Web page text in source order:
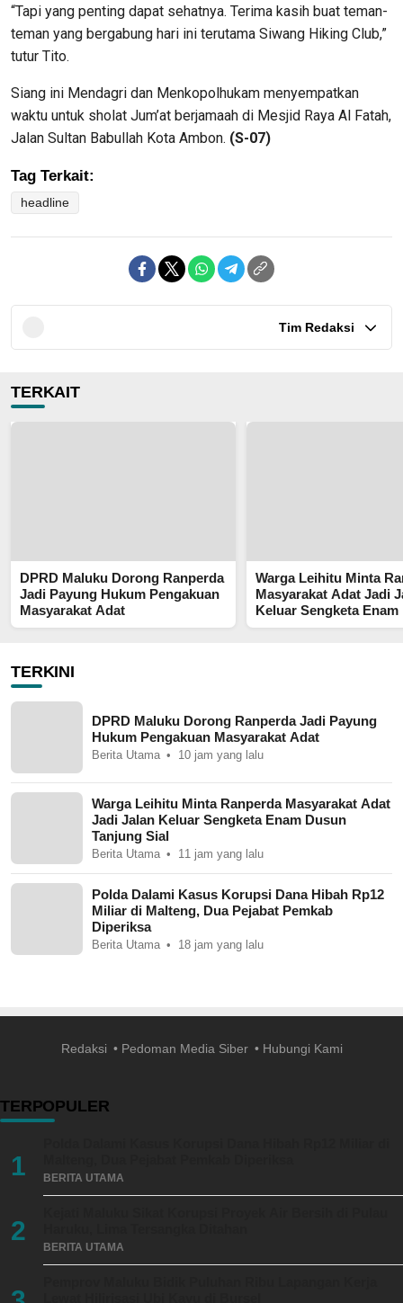
“Tapi yang penting dapat sehatnya. Terima kasih buat teman-
teman yang bergabung hari ini terutama Siwang Hiking Club,”
tutur Tito.
Siang ini Mendagri dan Menkopolhukam menyempatkan
waktu untuk sholat Jum’at berjamaah di Mesjid Raya Al Fatah,
Jalan Sultan Babullah Kota Ambon. (S-07)
Tag Terkait:
headline
Tim Redaksi
TERKAIT
DPRD Maluku Dorong Ranperda
Jadi Payung Hukum Pengakuan
Masyarakat Adat
Warga Leihitu Minta
Masyarakat Adat Jadi
Keluar Sengketa Enam
Tanjung Sial
TERKINI
DPRD Maluku Dorong Ranperda Jadi Payung
Hukum Pengakuan Masyarakat Adat
Berita Utama 10 jam yang lalu
Warga Leihitu Minta Ranperda Masyarakat Adat
Jadi Jalan Keluar Sengketa Enam Dusun
Tanjung Sial
Berita Utama 11 jam yang lalu
Polda Dalami Kasus Korupsi Dana Hibah Rp12
Miliar di Malteng, Dua Pejabat Pemkab
Diperiksa
Berita Utama 18 jam yang lalu
Redaksi Pedoman Media Siber Hubungi Kami
TERPOPULER
1 BERITA UTAMA
2
BERITA UTAMA